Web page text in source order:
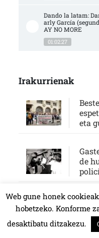
Dando la latam:
arly García
AY NO MORE
01:02:27
Irakurrienak
eta
de
eta
HALA BEDI BAT
Web gune honek
hobetzeko. Konforme
desaktibatu ditzakezu.